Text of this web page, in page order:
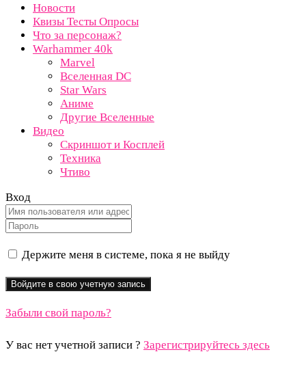
Новости
Квизы Тесты Опросы
Что за персонаж?
Warhammer 40k
Marvel
Вселенная DC
Star Wars
Аниме
Другие Вселенные
Видео
Скриншот и Косплей
Техника
Чтиво
Вход
Держите меня в системе, пока я не выйду
Забыли свой пароль?
У вас нет учетной записи ? Зарегистрируйтесь здесь